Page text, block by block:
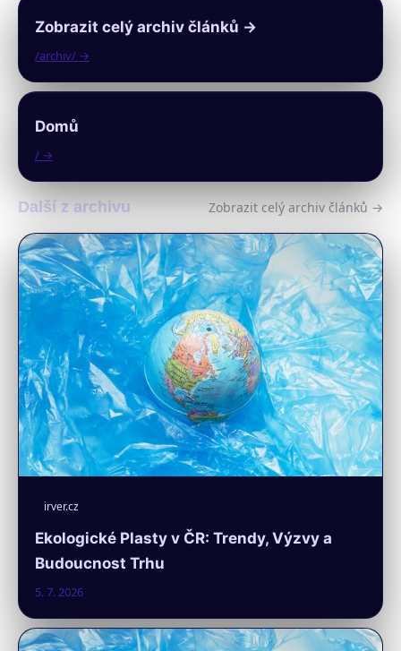
Zobrazit celý archiv článků →
/archiv/ →
Domů
/ →
Další z archivu Zobrazit celý archiv článků →
irver.cz
Ekologické Plasty v ČR: Trendy, Výzvy a
Budoucnost Trhu
5. 7. 2026